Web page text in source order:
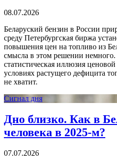
08.07.2026
Беларуский бензин в России
среду Петербургская биржа
повышения цен на топливо из
смысла в этом решении немного.
статистическая иллюзия
условиях растущего дефицита
не хватит.
Сигнал дня
Дно близко. Как в
человека в 2025-м?
07.07.2026